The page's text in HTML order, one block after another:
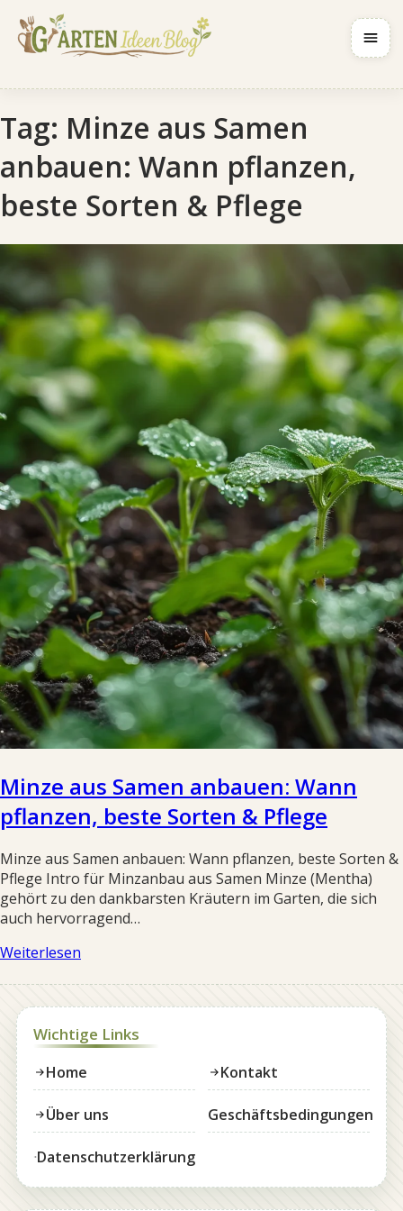
Tag: Minze aus Samen
anbauen: Wann pflanzen,
beste Sorten & Pflege
Minze aus Samen anbauen: Wann
pflanzen, beste Sorten & Pflege
Minze aus Samen anbauen: Wann pflanzen, beste Sorten &
Pflege Intro für Minzanbau aus Samen Minze (Mentha)
gehört zu den dankbarsten Kräutern im Garten, die sich
auch hervorragend…
Weiterlesen
Wichtige Links
Home Kontakt
Über uns Geschäftsbedingungen
Datenschutzerklärung